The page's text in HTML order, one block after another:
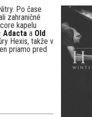
Po čase
zahraničné
kapelu
Adacta a Old
Hexis, takže v
priamo pred